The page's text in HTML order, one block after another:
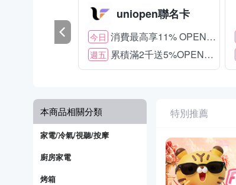
uniopen聯名卡
今日 消費最高享11% OPENPOINT
週五 累積滿2千送5%OPENPOINT
本商品相關分類
家電/冷氣/視聽/按摩
廚房家電
烤箱
特別推薦